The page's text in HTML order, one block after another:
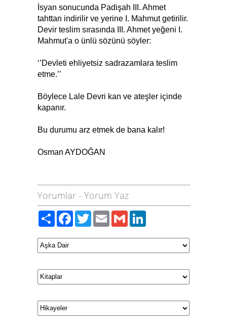
İsyan sonucunda Padişah III. Ahmet
tahttan indirilir ve yerine I. Mahmut getirilir.
Devir teslim sırasında III. Ahmet yeğeni I.
Mahmut'a o ünlü sözünü söyler:
‘’Devleti ehliyetsiz sadrazamlara teslim
etme.’’
Böylece Lale Devri kan ve ateşler içinde
kapanır.
Bu durumu arz etmek de bana kalır!
Osman AYDOĞAN
Yorumlar - Yorum Yaz
PaylaşFacebook
TwitterEmailGmail